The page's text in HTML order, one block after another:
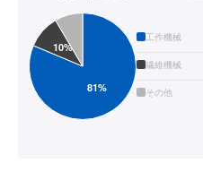
工作機械
繊維機械
その他